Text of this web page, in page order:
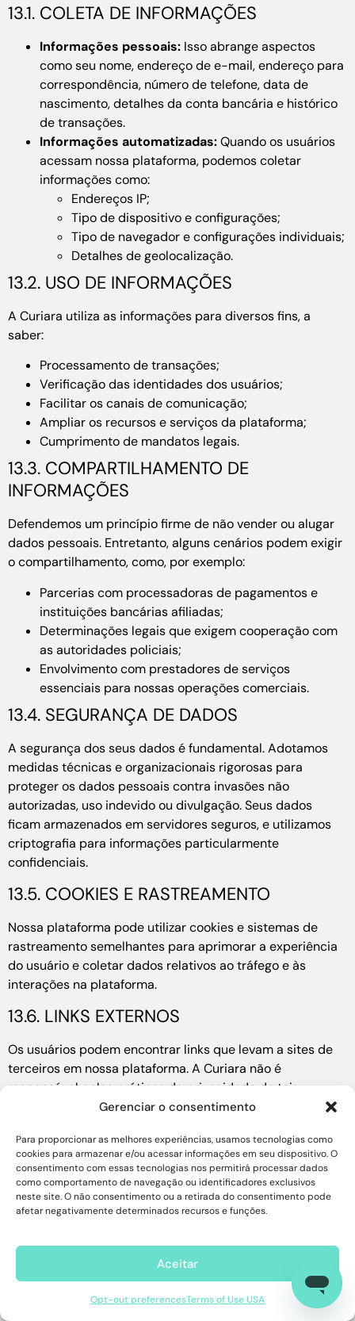
Gerenciar o consentimento
Para proporcionar as melhores experiências, usamos tecnologias como
cookies para armazenar e/ou acessar informações em seu dispositivo. O
consentimento com essas tecnologias nos permitirá processar dados
como comportamento de navegação ou identificadores exclusivos
neste site. O não consentimento ou a retirada do consentimento pode
afetar negativamente determinados recursos e funções.
Aceitar
Opt-out preferencesTerms of Use USA
13.1. COLETA DE INFORMAÇÕES
Informações pessoais: Isso abrange aspectos
como seu nome, endereço de e-mail, endereço para
correspondência, número de telefone, data de
nascimento, detalhes da conta bancária e histórico
de transações.
Informações automatizadas:Quando os usuários
acessam nossa plataforma, podemos coletar
informações como:
Endereços IP;
Tipo de dispositivo e configurações;
Tipo de navegador e configurações individuais;
Detalhes de geolocalização.
13.2. USO DE INFORMAÇÕES
A Curiara utiliza as informações para diversos fins, a
saber:
Processamento de transações;
Verificação das identidades dos usuários;
Facilitar os canais de comunicação;
Ampliar os recursos e serviços da plataforma;
Cumprimento de mandatos legais.
13.3. COMPARTILHAMENTO DE
INFORMAÇÕES
Defendemos um princípio firme de não vender ou alugar
dados pessoais. Entretanto, alguns cenários podem exigir
o compartilhamento, como, por exemplo:
Parcerias com processadoras de pagamentos e
instituições bancárias afiliadas;
Determinações legais que exigem cooperação com
as autoridades policiais;
Envolvimento com prestadores de serviços
essenciais para nossas operações comerciais.
13.4. SEGURANÇA DE DADOS
A segurança dos seus dados é fundamental. Adotamos
medidas técnicas e organizacionais rigorosas para
proteger os dados pessoais contra invasões não
autorizadas, uso indevido ou divulgação. Seus dados
ficam armazenados em servidores seguros, e utilizamos
criptografia para informações particularmente
confidenciais.
13.5. COOKIES E RASTREAMENTO
Nossa plataforma pode utilizar cookies e sistemas de
rastreamento semelhantes para aprimorar a experiência
do usuário e coletar dados relativos ao tráfego e às
interações na plataforma.
13.6. LINKS EXTERNOS
Os usuários podem encontrar links que levam a sites de
terceiros em nossa plataforma. A Curiara não é
responsável pelas práticas de privacidade de tais
entidades externas.
13.7. MENORES E PRIVACIDADE
A plataforma da Curiara não se destina a menores de 18
anos. Contamos com medidas de proteção para impedir a
coleta intencional de dados de menores.
13.8. DIREITOS DO USUÁRIO
Sujeito à legislação aplicável dos Estados Unidos, todo
usuário tem o direito de: